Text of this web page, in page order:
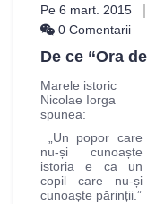
Pe 6 mart. 2015
0 Comentarii
De ce “Ora
Marele istoric
Nicolae Iorga
spunea:
„Un popor care
nu-și cunoaște
istoria e ca un
copil care nu-și
cunoaște părinții.”